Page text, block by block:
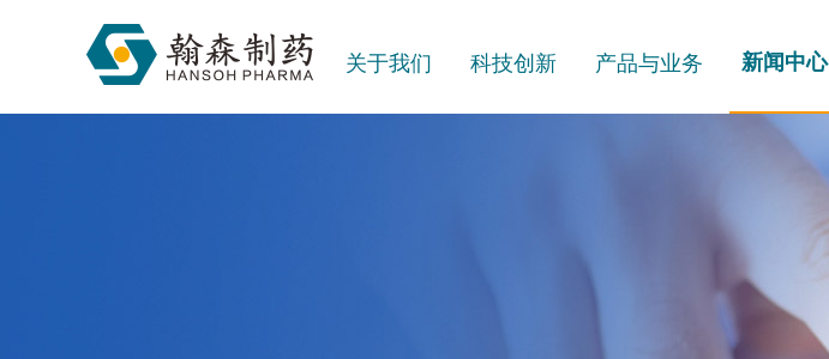
关于我们 科技创新 产品与业务 新闻中心